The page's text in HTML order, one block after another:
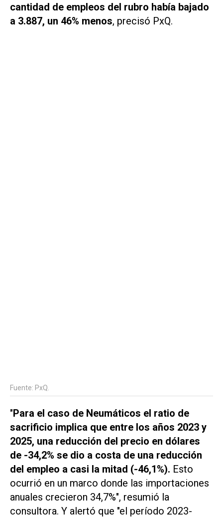
cantidad de empleos del rubro había bajado
a 3.887, un 46% menos, precisó PxQ.
Fuente: PxQ.
"Para el caso de Neumáticos el ratio de
sacrificio implica que entre los años 2023 y
2025, una reducción del precio en dólares
de -34,2% se dio a costa de una reducción
del empleo a casi la mitad (-46,1%). Esto
ocurrió en un marco donde las importaciones
anuales crecieron 34,7%", resumió la
consultora. Y alertó que "el período 2023-